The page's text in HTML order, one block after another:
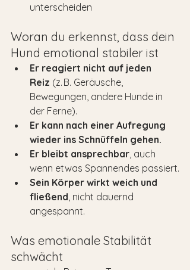
unterscheiden
Woran du erkennst, dass dein
Hund emotional stabiler ist
Er reagiert nicht auf jeden
Reiz (z. B. Geräusche,
Bewegungen, andere Hunde in
der Ferne).
Er kann nach einer Aufregung
wieder ins Schnüffeln gehen.
Er bleibt ansprechbar, auch
wenn etwas Spannendes passiert.
Sein Körper wirkt weich und
fließend, nicht dauernd
angespannt.
Was emotionale Stabilität
schwächt